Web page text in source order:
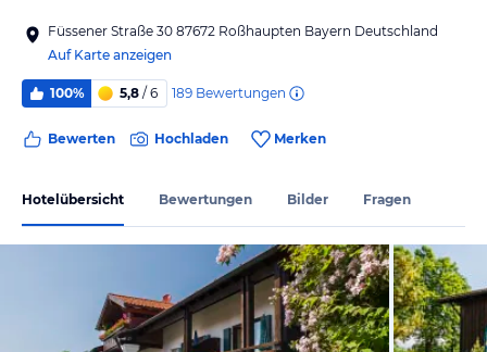
Füssener Straße 30 87672 Roßhaupten Bayern Deutschland
Auf Karte anzeigen
100% 5,8 / 6 189 Bewertungen
Bewerten Hochladen Merken
Hotelübersicht Bewertungen Bilder Fragen